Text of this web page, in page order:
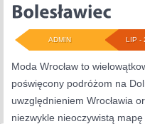
LIP -
ADMIN
Moda Wrocław to
poświęcony podróżom na
uwzględnieniem Wrocławia
niezwykle nieoczywistą